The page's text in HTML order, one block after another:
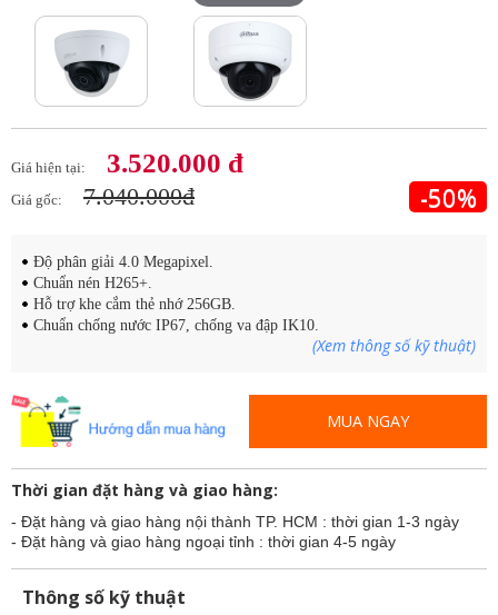
Giá hiện tại: 3.520.000 đ
Giá gốc: 7.040.000đ -50%
Độ phân giải 4.0 Megapixel.
Chuẩn nén H265+.
Hỗ trợ khe cắm thẻ nhớ 256GB.
Chuẩn chống nước IP67, chống va đập IK10.
(Xem thông số kỹ thuật)
MUA NGAY
Thời gian đặt hàng và giao hàng:
- Đặt hàng và giao hàng nội thành TP. HCM : thời gian 1-3 ngày
- Đặt hàng và giao hàng ngoại tỉnh : thời gian 4-5 ngày
Thông số kỹ thuật